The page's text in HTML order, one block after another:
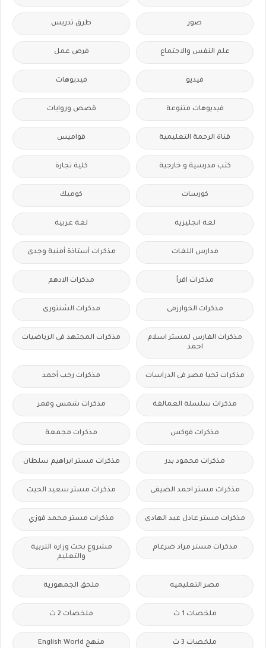
صور طرق تدريس
علم النفس والاجتماع فرص عمل
فيديو فيديوهات
فيديوهات متنوعة قصص وروايات
قناة الرحمة التعليمية قواميس
كتب مدرسية و خارجية كلية تجارة
كورسات كوميك
لغة انجليزية لغة عربية
مدارس اللغات مذكرات أستاذة أمنية وجدى
مذكرات اقرأ مذكرات الادهم
مذكرات الخوارزمى مذكرات الشنتورى
مذكرات الفارس لمستر اسلام
احمد
مذكرات المجتهد فى الرياضيات
مذكرات تحيا مصر فى الدراسات مذكرات رجب أحمد
مذكرات سلسلة العمالقة مذكرات شمس وقمر
مذكرات فوكس مذكرات مجمعة
مذكرات محمود بدر مذكرات مستر ابراهيم سلطان
مذكرات مستر احمد الضيفى مذكرات مستر سعيد الحيت
مذكرات مستر عادل عبد الهادى مذكرات مستر محمد فوزي
مذكرات مستر مراد ضرغام
مشروع بحث وزارة التربية
والتعليم
مصر التعليميه ملحق الجمهورية
ملخصات 1 ث ملخصات 2 ث
ملخصات 3 ث منهج English World